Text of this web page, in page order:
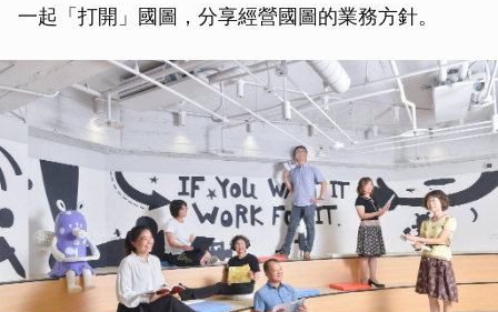
一起「打開」國圖，分享經營國圖的業務方針。